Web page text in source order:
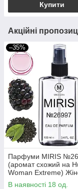
Купити
Акційні
–35%
Парфуми MIRIS
(аромат схожий на
Woman Extreme)
ml
В наявності 18 од.